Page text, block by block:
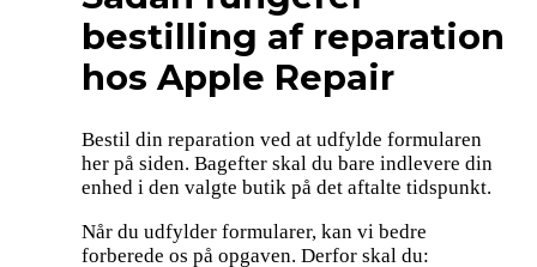
bestilling af reparation
hos Apple Repair
Bestil din reparation ved at udfylde formularen
her på siden. Bagefter skal du bare indlevere din
enhed i den valgte butik på det aftalte tidspunkt.
Når du udfylder formularer, kan vi bedre
forberede os på opgaven. Derfor skal du: